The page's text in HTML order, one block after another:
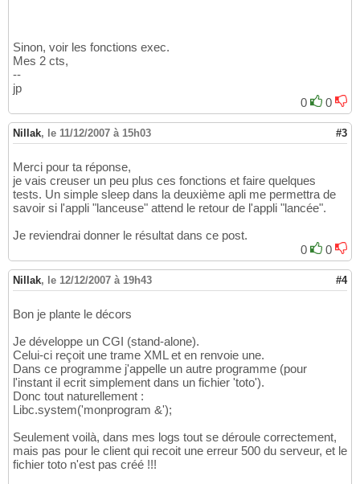
Sinon, voir les fonctions exec.
Mes 2 cts,
--
jp
0
0
Nillak, le 11/12/2007 à 15h03 #3
Merci pour ta réponse,
je vais creuser un peu plus ces fonctions et faire quelques
tests. Un simple sleep dans la deuxième apli me permettra de
savoir si l'appli "lanceuse" attend le retour de l'appli "lancée".
Je reviendrai donner le résultat dans ce post.
0
0
Nillak, le 12/12/2007 à 19h43 #4
Bon je plante le décors
Je développe un CGI (stand-alone).
Celui-ci reçoit une trame XML et en renvoie une.
Dans ce programme j'appelle un autre programme (pour
l'instant il ecrit simplement dans un fichier 'toto').
Donc tout naturellement :
Libc.system('monprogram &');
Seulement voilà, dans mes logs tout se déroule correctement,
mais pas pour le client qui recoit une erreur 500 du serveur, et le
fichier toto n'est pas créé !!!